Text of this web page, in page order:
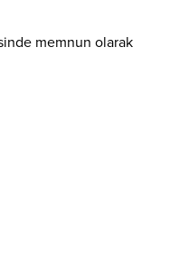
memnun olarak